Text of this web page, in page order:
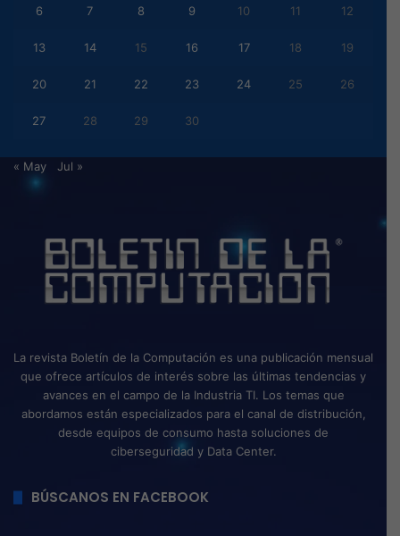
6 7 8 9 10 11 12
13 14 15 16 17 18 19
20 21 22 23 24 25 26
27 28 29 30
« May Jul »
La revista Boletín de la Computación es una publicación mensual
que ofrece artículos de interés sobre las últimas tendencias y
avances en el campo de la Industria TI. Los temas que
abordamos están especializados para el canal de distribución,
desde equipos de consumo hasta soluciones de
ciberseguridad y Data Center.
BÚSCANOS EN FACEBOOK